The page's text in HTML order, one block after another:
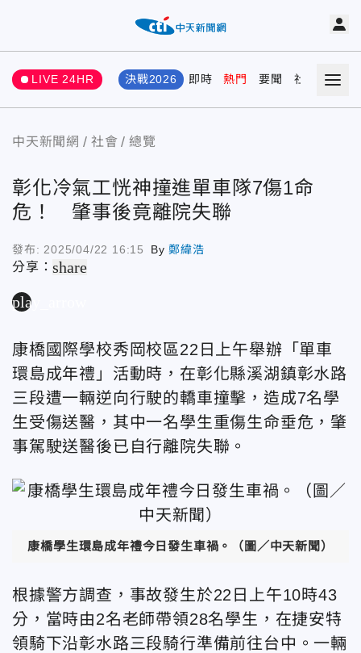
LIVE 24HR 決戰2026 即時 熱門 要聞 社會 娛樂
中天新聞網 社會 總覽
彰化冷氣工恍神撞進單車隊7傷1命
危！ 肇事後竟離院失聯
發布: 2025/04/22 16:15 By鄭緯浩
分享：share
play_arrow
康橋國際學校秀岡校區22日上午舉辦「單車
環島成年禮」活動時，在彰化縣溪湖鎮彰水路
三段遭一輛逆向行駛的轎車撞擊，造成7名學
生受傷送醫，其中一名學生重傷生命垂危，肇
事駕駛送醫後已自行離院失聯。
康橋學生環島成年禮今日發生車禍。（圖／中天新聞）
根據警方調查，事故發生於22日上午10時43
分，當時由2名老師帶領28名學生，在捷安特
領騎下沿彰水路三段騎行準備前往台中。一輛